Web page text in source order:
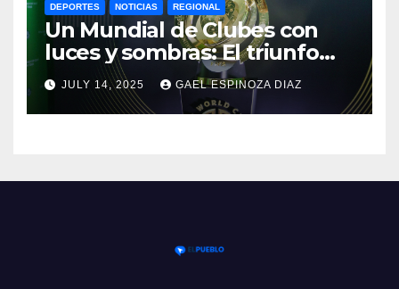
DEPORTES NOTICIAS REGIONAL
Un Mundial de Clubes con
luces y sombras: El triunfo
del Chelsea y las lecciones
del torneo
JULY 14, 2025 GAEL ESPINOZA DIAZ